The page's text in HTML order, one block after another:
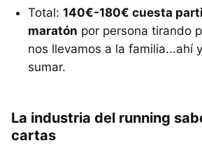
Total: 140€-180€ cuesta
maratón por persona tirando
nos llevamos a la familia...ahí
sumar.
La industria del running
cartas